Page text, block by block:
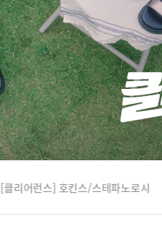
[클리어런스] 호킨스/스테파노로시